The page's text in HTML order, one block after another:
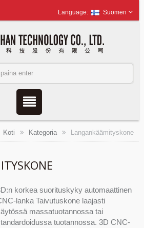
Suomen
Koti Kategoria Langankäämityskone
korkea suorituskyky automaattinen
lanka Taivutuskone laajasti
massatuotannossa tai
tuotannossa. 3D CNC-